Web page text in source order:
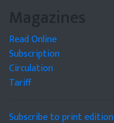
Magazines
Read Online
Subscription
Circulation
Tariff
Subscribe to print edition